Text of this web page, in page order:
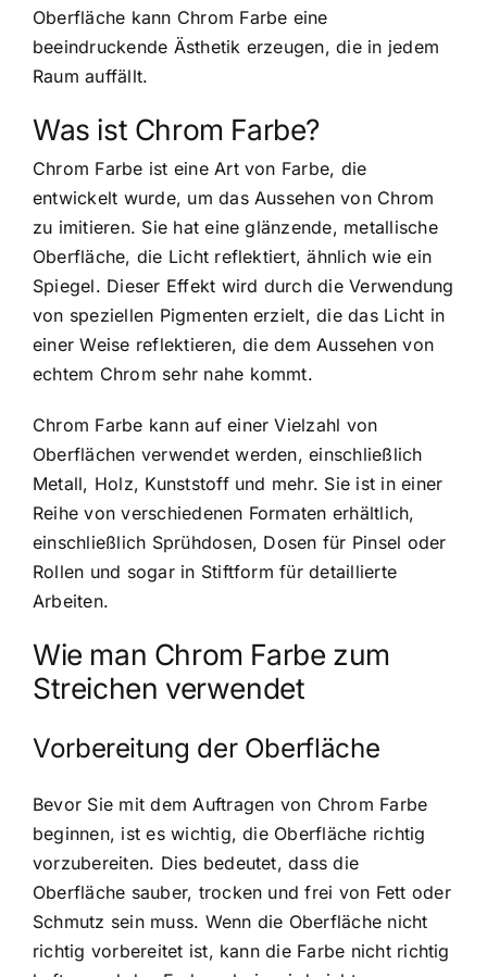
Oberfläche kann Chrom Farbe eine
beeindruckende Ästhetik erzeugen, die in jedem
Raum auffällt.
Was ist Chrom Farbe?
Chrom Farbe ist eine Art von Farbe, die
entwickelt wurde, um das Aussehen von Chrom
zu imitieren. Sie hat eine glänzende, metallische
Oberfläche, die Licht reflektiert, ähnlich wie ein
Spiegel. Dieser Effekt wird durch die Verwendung
von speziellen Pigmenten erzielt, die das Licht in
einer Weise reflektieren, die dem Aussehen von
echtem Chrom sehr nahe kommt.
Chrom Farbe kann auf einer Vielzahl von
Oberflächen verwendet werden, einschließlich
Metall, Holz, Kunststoff und mehr. Sie ist in einer
Reihe von verschiedenen Formaten erhältlich,
einschließlich Sprühdosen, Dosen für Pinsel oder
Rollen und sogar in Stiftform für detaillierte
Arbeiten.
Wie man Chrom Farbe zum
Streichen verwendet
Vorbereitung der Oberfläche
Bevor Sie mit dem Auftragen von Chrom Farbe
beginnen, ist es wichtig, die Oberfläche richtig
vorzubereiten. Dies bedeutet, dass die
Oberfläche sauber, trocken und frei von Fett oder
Schmutz sein muss. Wenn die Oberfläche nicht
richtig vorbereitet ist, kann die Farbe nicht richtig